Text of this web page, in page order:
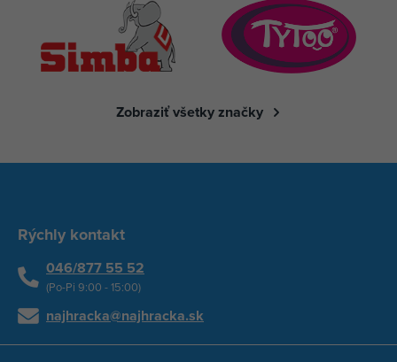
Zobraziť všetky značky
Rýchly kontakt
046/877 55 52
(Po-Pi 9:00 - 15:00)
najhracka@najhracka.sk